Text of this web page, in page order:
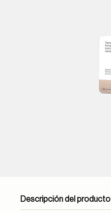
Descripción del producto